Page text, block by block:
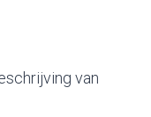
van